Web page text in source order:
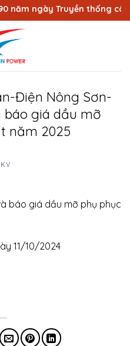
năm ngày Truyền thống
Điện Nông Sơn-
báo giá dầu mỡ
năm 2025
báo giá dầu mỡ phụ phục
11/10/2024